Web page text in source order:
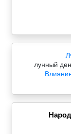
лунный